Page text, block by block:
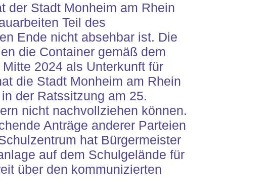
der Stadt Monheim am Rhein
Teil des
Ende nicht absehbar ist. Die
die Container gemäß dem
2024 als Unterkunft für
die Stadt Monheim am Rhein
der Ratssitzung am 25.
nicht nachvollziehen können.
Anträge anderer Parteien
hat Bürgermeister
auf dem Schulgelände für
über den kommunizierten